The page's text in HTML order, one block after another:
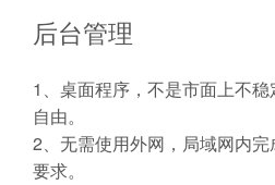
后台管理
1、桌面程序，不是市面上不
自由。
2、无需使用外网，局域网内
要求。